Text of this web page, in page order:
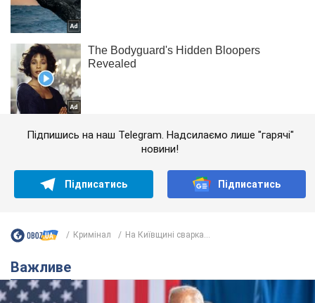
Підпишись на наш Telegram. Надсилаємо лише "гарячі"
новини!
Підписатись Підписатись
Кримінал На Київщині сварка...
Важливе